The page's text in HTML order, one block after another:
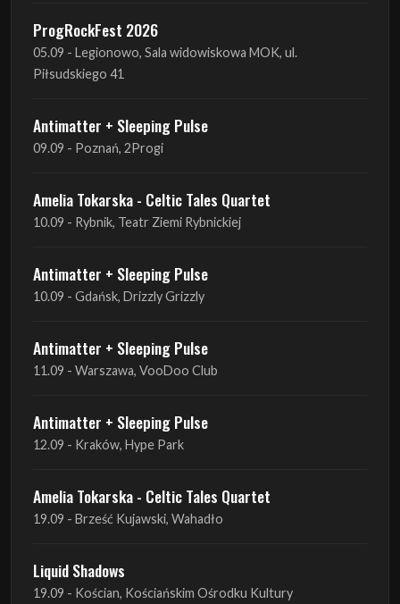
Antimatter + Sleeping Pulse
09.09 - Poznań, 2Progi
Amelia Tokarska - Celtic Tales Quartet
10.09 - Rybnik, Teatr Ziemi Rybnickiej
Antimatter + Sleeping Pulse
Antimatter + Sleeping Pulse
11.09 - Warszawa, VooDoo Club
Antimatter + Sleeping Pulse
12.09 - Kraków, Hype Park
Amelia Tokarska - Celtic Tales Quartet
19.09 - Brześć Kujawski, Wahadło
Liquid Shadows
19.09 - Kościan, Kościańskim Ośrodku Kultury
Amelia Tokarska - Celtic Tales Quartet
20.09 - Brześć Kujawski, Wahadło